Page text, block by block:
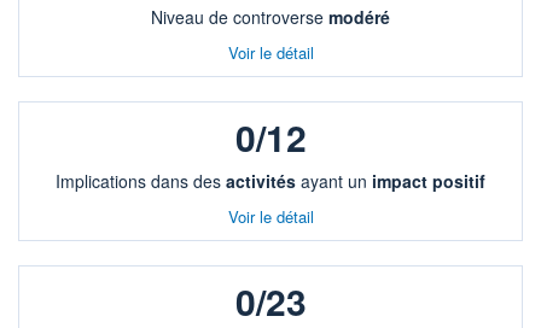
Niveau de controverse modéré
Voir le détail
0/12
Implications dans des activités ayant un impact positif
Voir le détail
0/23